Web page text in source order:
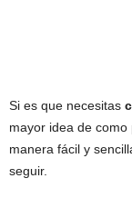
Si es que necesitas
mayor idea de
manera fácil y
seguir.